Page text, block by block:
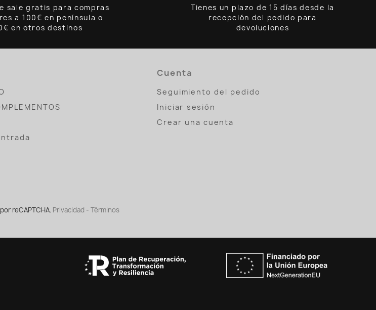
sale gratis para compras
a 100€ en península o
en otros destinos
Tienes un plazo de 15 días desde la
recepción del pedido para
devoluciones
Cuenta
Seguimiento del pedido
Iniciar sesión
Crear una cuenta
reCAPTCHA. Privacidad - Términos